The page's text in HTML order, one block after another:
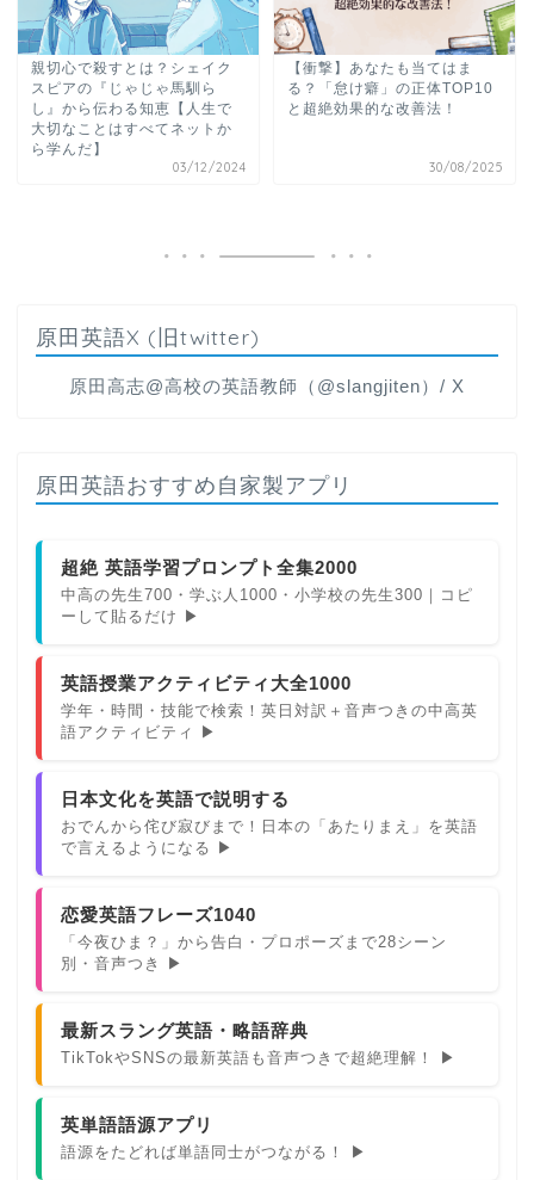
親切心で殺すとは？シェイク
スピアの『じゃじゃ馬馴ら
し』から伝わる知恵【人生で
大切なことはすべてネットか
ら学んだ】
03/12/2024
【衝撃】あなたも当てはま
る？「怠け癖」の正体TOP10
と超絶効果的な改善法！
30/08/2025
原田英語X (旧twitter)
原田高志@高校の英語教師（@slangjiten）/ X
原田英語おすすめ自家製アプリ
超絶 英語学習プロンプト全集2000
中高の先生700・学ぶ人1000・小学校の先生300｜コピ
ーして貼るだけ ▶
英語授業アクティビティ大全1000
学年・時間・技能で検索！英日対訳＋音声つきの中高英
語アクティビティ ▶
日本文化を英語で説明する
おでんから侘び寂びまで！日本の「あたりまえ」を英語
で言えるようになる ▶
恋愛英語フレーズ1040
「今夜ひま？」から告白・プロポーズまで28シーン
別・音声つき ▶
最新スラング英語・略語辞典
TikTokやSNSの最新英語も音声つきで超絶理解！ ▶
英単語語源アプリ
語源をたどれば単語同士がつながる！ ▶